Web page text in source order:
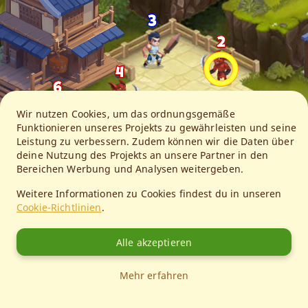
Wir nutzen Cookies, um das ordnungsgemäße
Funktionieren unseres Projekts zu gewährleisten und seine
Leistung zu verbessern. Zudem können wir die Daten über
deine Nutzung des Projekts an unsere Partner in den
Bereichen Werbung und Analysen weitergeben.
Weitere Informationen zu Cookies findest du in unseren
Cookie-Richtlinien.
Alle akzeptieren
Mehr erfahren